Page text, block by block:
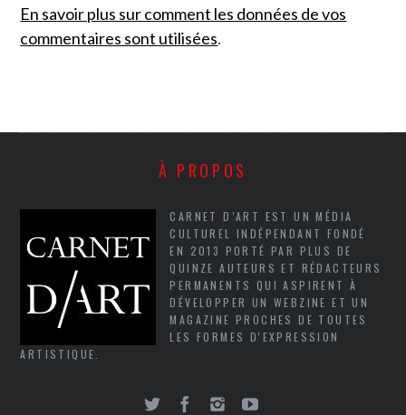
En savoir plus sur comment les données de vos
commentaires sont utilisées.
À PROPOS
CARNET D’ART EST UN MÉDIA
CULTUREL INDÉPENDANT FONDÉ
EN 2013 PORTÉ PAR PLUS DE
QUINZE AUTEURS ET RÉDACTEURS
PERMANENTS QUI ASPIRENT À
DÉVELOPPER UN WEBZINE ET UN
MAGAZINE PROCHES DE TOUTES
LES FORMES D'EXPRESSION
ARTISTIQUE.